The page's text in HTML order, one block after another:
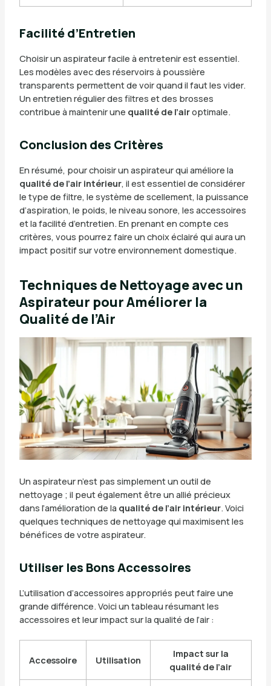
Facilité d’Entretien
Choisir un aspirateur facile à entretenir est essentiel.
Les modèles avec des réservoirs à poussière
transparents permettent de voir quand il faut les vider.
Un entretien régulier des filtres et des brosses
contribue à maintenir une qualité de l’airoptimale.
Conclusion des Critères
En résumé, pour choisir un aspirateur qui améliore la
qualité de l’air intérieur, il est essentiel de considérer
le type de filtre, le système de scellement, la puissance
d’aspiration, le poids, le niveau sonore, les accessoires
et la facilité d’entretien. En prenant en compte ces
critères, vous pourrez faire un choix éclairé qui aura un
impact positif sur votre environnement domestique.
Techniques de Nettoyage avec un
Aspirateur pour Améliorer la
Qualité de l’Air
Un aspirateur n’est pas simplement un outil de
nettoyage ; il peut également être un allié précieux
dans l’amélioration de la qualité de l’air intérieur. Voici
quelques techniques de nettoyage qui maximisent les
bénéfices de votre aspirateur.
Utiliser les Bons Accessoires
L’utilisation d’accessoires appropriés peut faire une
grande différence. Voici un tableau résumant les
accessoires et leur impact sur la qualité de l’air :
Accessoire Utilisation
Impact sur la
qualité de l’air